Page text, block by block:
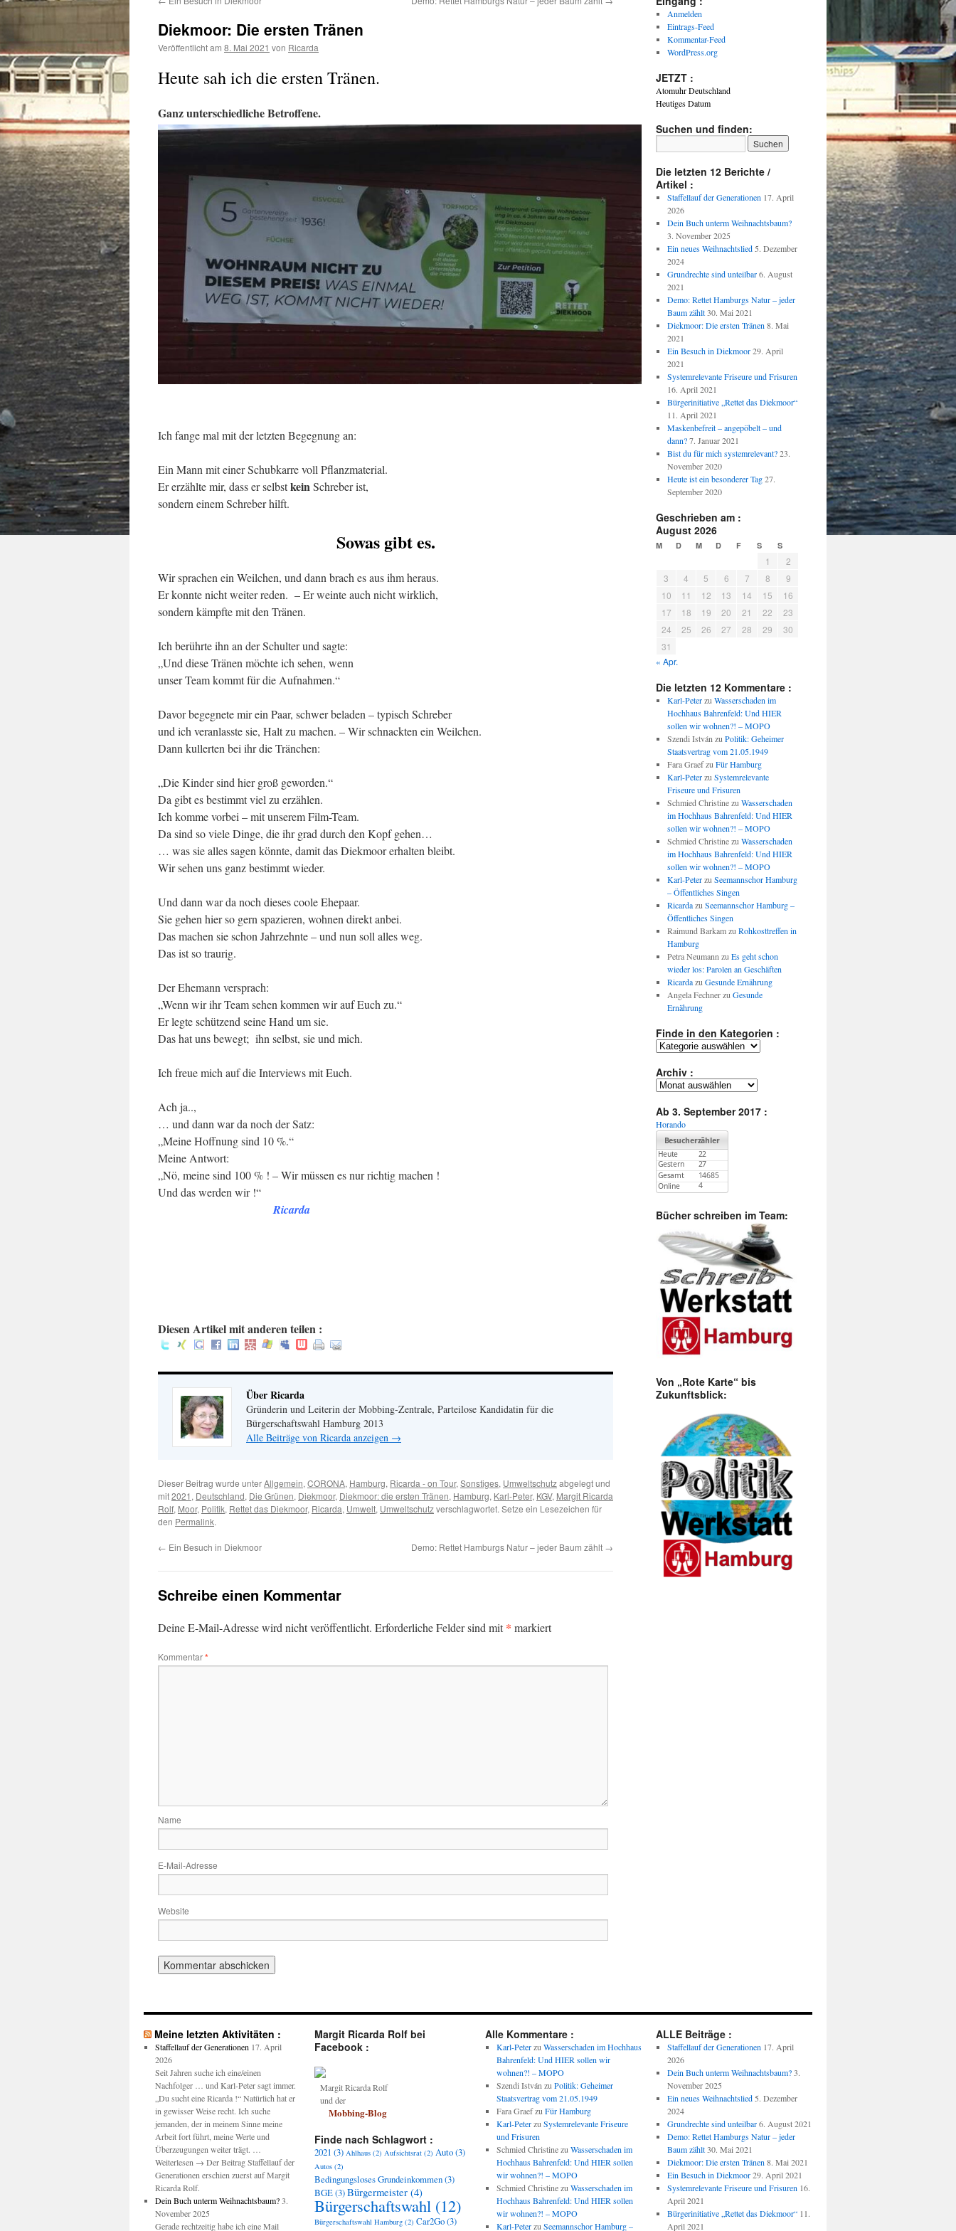
Diekmoor: Die ersten Tränen
Veröffentlicht am 8. Mai 2021 von Ricarda
Heute sah ich die ersten Tränen.
Ganz unterschiedliche Betroffene.
Ich fange mal mit der letzten Begegnung an:
Ein Mann mit einer Schubkarre voll Pflanzmaterial.
Er erzählte mir, dass er selbstkeinSchreber ist,
sondern einem Schreber hilft.
Sowas gibt es.
Wir sprachen ein Weilchen, und dann brach es aus ihm heraus.
Er konnte nicht weiter reden. – Er weinte auch nicht wirklich,
sondern kämpfte mit den Tränen.
Ich berührte ihn an der Schulter und sagte:
„Und diese Tränen möchte ich sehen, wenn
unser Team kommt für die Aufnahmen.“
Davor begegnete mir ein Paar, schwer beladen – typisch Schreber
und ich veranlasste sie, Halt zu machen. – Wir schnackten ein Weilchen.
Dann kullerten bei ihr die Tränchen:
„Die Kinder sind hier groß geworden.“
Da gibt es bestimmt viel zu erzählen.
Ich komme vorbei – mit unserem Film-Team.
Da sind so viele Dinge, die ihr grad durch den Kopf gehen…
… was sie alles sagen könnte, damit das Diekmoor erhalten bleibt.
Wir sehen uns ganz bestimmt wieder.
Und dann war da noch dieses coole Ehepaar.
Sie gehen hier so gern spazieren, wohnen direkt anbei.
Das machen sie schon Jahrzehnte – und nun soll alles weg.
Das ist so traurig.
Der Ehemann versprach:
„Wenn wir ihr Team sehen kommen wir auf Euch zu.“
Er legte schützend seine Hand um sie.
Das hat uns bewegt; ihn selbst, sie und mich.
Ich freue mich auf die Interviews mit Euch.
Ach ja..,
… und dann war da noch der Satz:
„Meine Hoffnung sind 10 %.“
Meine Antwort:
„Nö, meine sind 100 % ! – Wir müssen es nur richtig machen !
Und das werden wir !“
Ricarda
Diesen Artikel mit anderen teilen :
Über Ricarda
Gründerin und Leiterin der Mobbing-Zentrale, Parteilose Kandidatin für die
Bürgerschaftswahl Hamburg 2013
Alle Beiträge von Ricarda anzeigen →
Dieser Beitrag wurde unterAllgemein, CORONA, Hamburg, Ricarda - on Tour, Sonstiges, Umweltschutzabgelegt und
mit2021 , Deutschland, Die Grünen, Diekmoor, Diekmoor: die ersten Tränen, Hamburg, Karl-Peter, KGV, Margit Ricarda
Rolf, Moor, Politik, Rettet das Diekmoor, Ricarda, Umwelt, Umweltschutzverschlagwortet. Setze ein Lesezeichen für
den Permalink.
← Ein Besuch in Diekmoor Demo: Rettet Hamburgs Natur – jeder Baum zählt →
Schreibe einen Kommentar
Deine E-Mail-Adresse wird nicht veröffentlicht. Erforderliche Felder sind mit* markiert
Kommentar*
Name
E-Mail-Adresse
Website
Anmelden
Eintrags-Feed
Kommentar-Feed
WordPress.org
JETZT :
Atomuhr Deutschland
Heutiges Datum
Suchen und finden:
Die letzten 12 Berichte /
Artikel :
Staffellauf der Generationen 17. April
2026
Dein Buch unterm Weihnachtsbaum?
3. November 2025
Ein neues Weihnachtslied 5. Dezember
2024
Grundrechte sind unteilbar 6. August
2021
Demo: Rettet Hamburgs Natur – jeder
Baum zählt 30. Mai 2021
Diekmoor: Die ersten Tränen 8. Mai
2021
Ein Besuch in Diekmoor 29. April
2021
Systemrelevante Friseure und Frisuren
16. April 2021
Bürgerinitiative „Rettet das Diekmoor“
11. April 2021
Maskenbefreit – angepöbelt – und
dann? 7. Januar 2021
Bist du für mich systemrelevant? 23.
November 2020
Heute ist ein besonderer Tag 27.
September 2020
Geschrieben am :
August 2026
M D M D F S S
1
2
3
4 5 6 7 8
9
10
11 12 13 14 15
16
17
18 19 20 21 22
23
24
25 26 27 28 29
30
31
« Apr.
Die letzten 12 Kommentare :
Karl-Peterzu Wasserschaden im
Hochhaus Bahrenfeld: Und HIER
sollen wir wohnen?! – MOPO
Szendi István zu Politik: Geheimer
Staatsvertrag vom 21.05.1949
Fara Graefzu Für Hamburg
Karl-Peterzu Systemrelevante
Friseure und Frisuren
Schmied Christinezu Wasserschaden
im Hochhaus Bahrenfeld: Und HIER
sollen wir wohnen?! – MOPO
Schmied Christinezu Wasserschaden
im Hochhaus Bahrenfeld: Und HIER
sollen wir wohnen?! – MOPO
Karl-Peterzu Seemannschor Hamburg
– Öffentliches Singen
Ricardazu Seemannschor Hamburg –
Öffentliches Singen
Raimund Barkamzu Rohkosttreffen in
Hamburg
Petra Neumann zu Es geht schon
wieder los: Parolen an Geschäften
Ricardazu Gesunde Ernährung
Angela Fechnerzu Gesunde
Ernährung
Finde in den Kategorien :
Finde
den
Kategorien
Archiv :
Archiv
Ab 3. September 2017 :
Horando
Bücher schreiben im Team:
Von „Rote Karte“ bis
Zukunftsblick:
Meine letzten Aktivitäten :
Staffellauf der Generationen 17. April
2026
Seit Jahren suche ich eine/einen
Nachfolger … und Karl-Peter sagt immer.
„Du sucht eine Ricarda !“ Natürlich hat er
in gewisser Weise recht. Ich suche
jemanden, der in meinem Sinne meine
Arbeit fort führt, meine Werte und
Überzeugungen weiter trägt. …
Weiterlesen → Der Beitrag Staffellauf der
Generationen erschien zuerst auf Margit
Ricarda Rolf.
Dein Buch unterm Weihnachtsbaum? 3.
November 2025
Gerade rechtzeitig habe ich eine Mail
Margit Ricarda Rolf bei
Facebook :
Margit Ricarda Rolf
und der
Mobbing-Blog
Finde nach Schlagwort :
2021 (3) Ahlhaus (2) Aufsichtsrat (2) Auto(3)
Autos (2)
Bedingungsloses Grundeinkommen(3)
BGE(3)Bürgermeister (4)
Bürgerschaftswahl (12)
Bürgerschaftswahl Hamburg (2) Car2Go(3)
Alle Kommentare :
Karl-Peterzu Wasserschaden im Hochhaus
Bahrenfeld: Und HIER sollen wir
wohnen?! – MOPO
Szendi István zu Politik: Geheimer
Staatsvertrag vom 21.05.1949
Fara Graefzu Für Hamburg
Karl-Peterzu Systemrelevante Friseure
und Frisuren
Schmied Christinezu Wasserschaden im
Hochhaus Bahrenfeld: Und HIER sollen
wir wohnen?! – MOPO
Schmied Christinezu Wasserschaden im
Hochhaus Bahrenfeld: Und HIER sollen
wir wohnen?! – MOPO
Karl-Peterzu Seemannschor Hamburg –
ALLE Beiträge :
Staffellauf der Generationen 17. April
2026
Dein Buch unterm Weihnachtsbaum? 3.
November 2025
Ein neues Weihnachtslied 5. Dezember
2024
Grundrechte sind unteilbar 6. August 2021
Demo: Rettet Hamburgs Natur – jeder
Baum zählt 30. Mai 2021
Diekmoor: Die ersten Tränen 8. Mai 2021
Ein Besuch in Diekmoor 29. April 2021
Systemrelevante Friseure und Frisuren 16.
April 2021
Bürgerinitiative „Rettet das Diekmoor“ 11.
April 2021